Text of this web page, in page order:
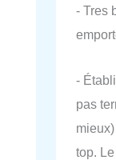
- Tres
-
pas
top.